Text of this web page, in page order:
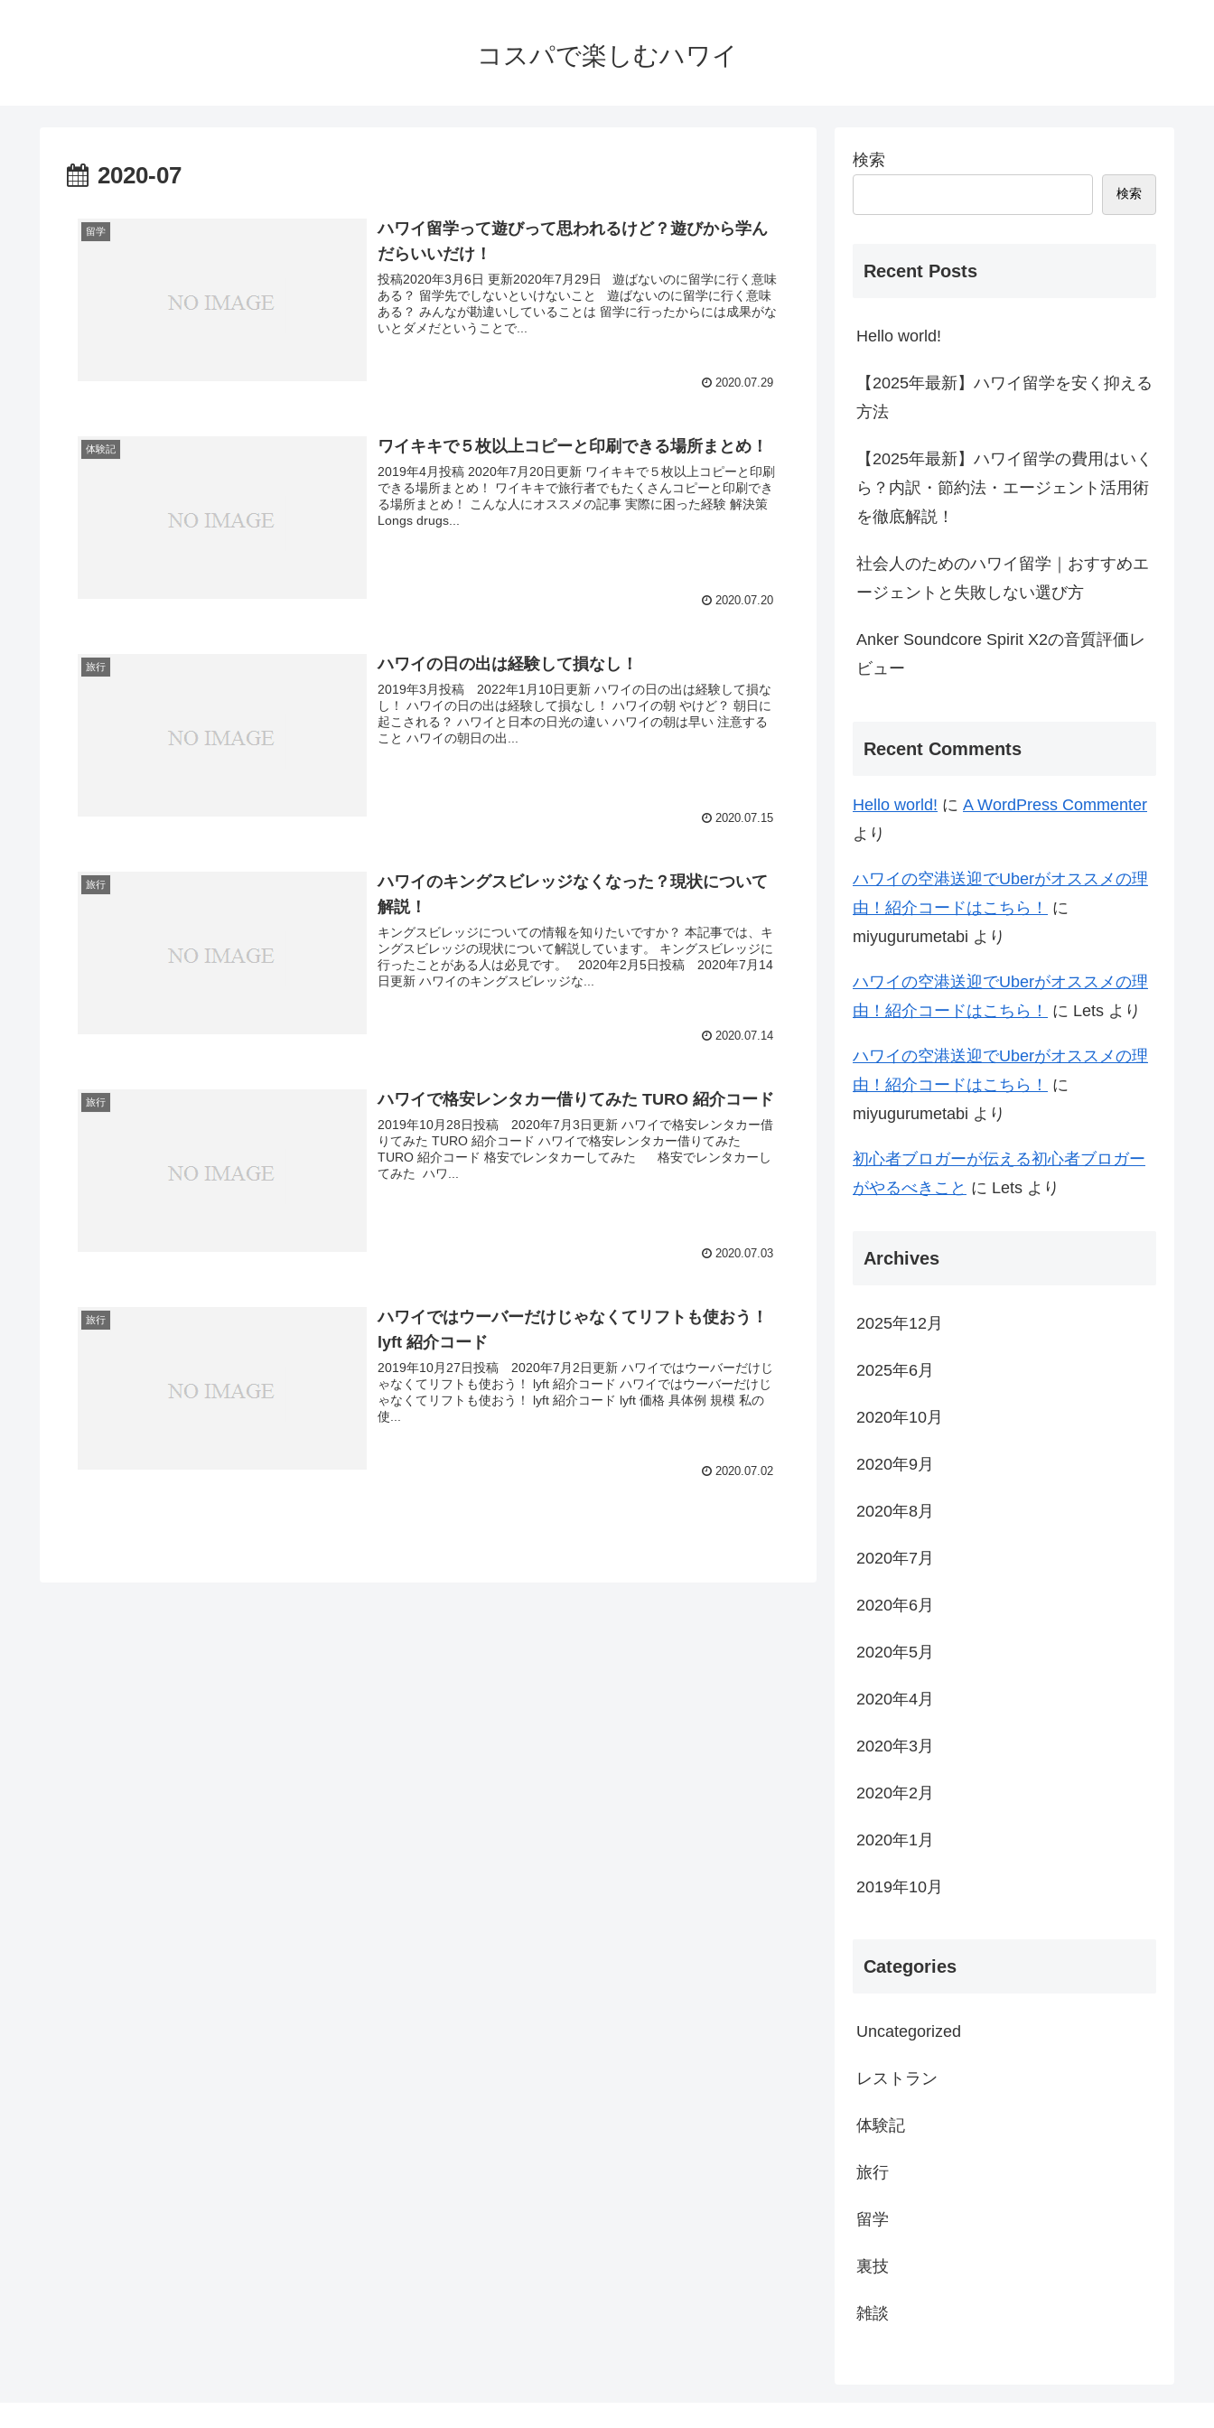
コスパで楽しむハワイ
2020-07
留学
ハワイ留学って遊びって思われるけど？遊びから学ん
だらいいだけ！
投稿2020年3月6日 更新2020年7月29日 遊ばないのに留学に行く意味
ある？ 留学先でしないといけないこと 遊ばないのに留学に行く意味
ある？ みんなが勘違いしていることは 留学に行ったからには成果がな
いとダメだということで...
2020.07.29
体験記 ワイキキで５枚以上コピーと印刷できる場所まとめ！
2019年4月投稿 2020年7月20日更新 ワイキキで５枚以上コピーと印刷
できる場所まとめ！ ワイキキで旅行者でもたくさんコピーと印刷でき
る場所まとめ！ こんな人にオススメの記事 実際に困った経験 解決策
Longs drugs...
2020.07.20
旅行 ハワイの日の出は経験して損なし！
2019年3月投稿 2022年1月10日更新 ハワイの日の出は経験して損な
し！ ハワイの日の出は経験して損なし！ ハワイの朝 やけど？ 朝日に
起こされる？ ハワイと日本の日光の違い ハワイの朝は早い 注意する
こと ハワイの朝日の出...
2020.07.15
旅行
ハワイのキングスビレッジなくなった？現状について
解説！
キングスビレッジについての情報を知りたいですか？ 本記事では、キ
ングスビレッジの現状について解説しています。 キングスビレッジに
行ったことがある人は必見です。 2020年2月5日投稿 2020年7月14
日更新 ハワイのキングスビレッジな...
2020.07.14
旅行 ハワイで格安レンタカー借りてみた TURO 紹介コード
2019年10月28日投稿 2020年7月3日更新 ハワイで格安レンタカー借
りてみた TURO 紹介コード ハワイで格安レンタカー借りてみた
TURO 紹介コード 格安でレンタカーしてみた 格安でレンタカーし
てみた ハワ...
2020.07.03
旅行
ハワイではウーバーだけじゃなくてリフトも使おう！
lyft 紹介コード
2019年10月27日投稿 2020年7月2日更新 ハワイではウーバーだけじ
ゃなくてリフトも使おう！ lyft 紹介コード ハワイではウーバーだけじ
ゃなくてリフトも使おう！ lyft 紹介コード lyft 価格 具体例 規模 私の
使...
2020.07.02
検索
検索
Recent Posts
Hello world!
【2025年最新】ハワイ留学を安く抑える
方法
【2025年最新】ハワイ留学の費用はいく
ら？内訳・節約法・エージェント活用術
を徹底解説！
社会人のためのハワイ留学｜おすすめエ
ージェントと失敗しない選び方
Anker Soundcore Spirit X2の音質評価レ
ビュー
Recent Comments
Hello world! に A WordPress Commenter
より
ハワイの空港送迎でUberがオススメの理
由！紹介コードはこちら！
に
miyugurumetabi より
ハワイの空港送迎でUberがオススメの理
由！紹介コードはこちら！
に Lets より
ハワイの空港送迎でUberがオススメの理
由！紹介コードはこちら！
に
miyugurumetabi より
初心者ブロガーが伝える初心者ブロガー
がやるべきこと に Lets より
Archives
2025年12月
2025年6月
2020年10月
2020年9月
2020年8月
2020年7月
2020年6月
2020年5月
2020年4月
2020年3月
2020年2月
2020年1月
2019年10月
Categories
Uncategorized
レストラン
体験記
旅行
留学
裏技
雑談